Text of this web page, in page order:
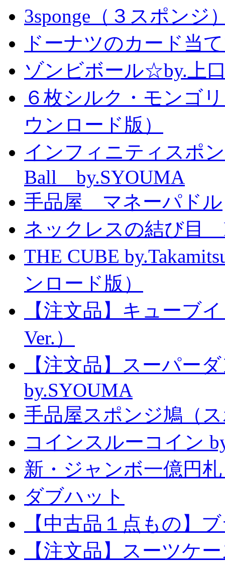
3sponge（３スポン
ドーナツのカード当
ゾンビボール☆by.上
６枚シルク・モンゴ
ウンロード版）
インフィニティスポ
Ball by.SYOUMA
手品屋 マネーパドル
ネックレスの結び目
THE CUBE
ンロード版）
【注文品】キューブ
Ver.）
【注文品】スーパ
by.SYOUMA
手品屋スポンジ鳩（
コインスルーコイン
新・ジャンボ一億円
ダブハット
【中古品１点もの】
【注文品】スーツケ